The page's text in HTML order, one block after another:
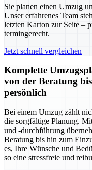
Sie planen einen Umzug
Unser erfahrenes Team
letzten Karton zur Seite –
termingerecht.
Jetzt schnell vergleichen
Komplette
von der Beratung
persönlich
Bei einem Umzug zählt
die sorgfältige Planung.
und -durchführung
Beratung bis hin zum
es, Ihre Wünsche und
so eine stressfreie und